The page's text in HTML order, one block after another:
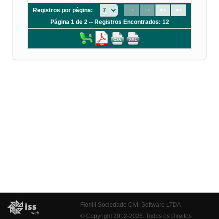
Registros por página:
Página 1 de 2 -- Registros Encontrados: 12
Fiorilli Sociedade Civil Software LTDA
© Copyright 2012-2026. Todos os Direitos